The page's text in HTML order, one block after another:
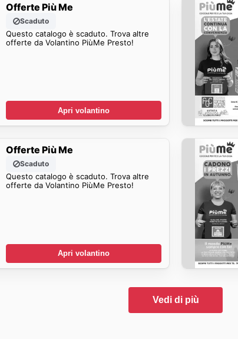
Offerte Più Me
Scaduto
Questo catalogo è scaduto. Trova altre
offerte da Volantino PiùMe Presto!
Apri volantino
Offerte Più Me
Scaduto
Questo catalogo è scaduto. Trova altre
offerte da Volantino PiùMe Presto!
Apri volantino
Vedi di più